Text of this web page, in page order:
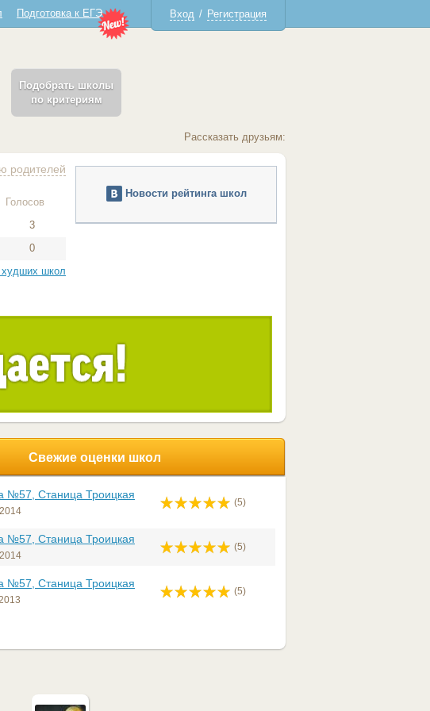
Вход / Регистрация
Подготовка к ЕГЭ
Подобрать школы
по критериям
Рассказать друзьям:
родителей
Голосов
3
0
худших школ
Новости рейтинга школ
Свежие оценки школ
№57, Станица Троицкая
(5)
№57, Станица Троицкая
(5)
№57, Станица Троицкая
(5)